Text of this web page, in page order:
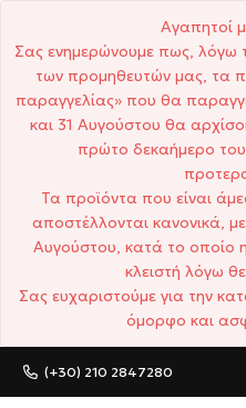
Αγαπητοί
Σας ενημερώνουμε πως, λόγω
των προμηθευτών μας, τα
παραγγελίας» που θα
και 31 Αυγούστου θα
πρώτο δεκαήμερο
Τα προϊόντα που είναι
αποστέλλονται κανονικά,
Αυγούστου, κατά το οποίο
κλειστή λόγω
Σας ευχαριστούμε για την
όμορφο και
(+30) 210 2847280